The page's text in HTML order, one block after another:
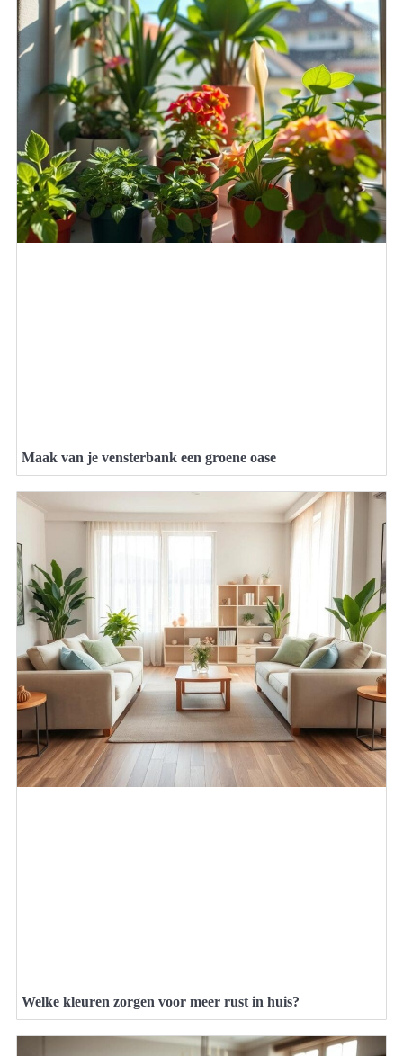
Maak van je vensterbank een groene oase
Welke kleuren zorgen voor meer rust in huis?